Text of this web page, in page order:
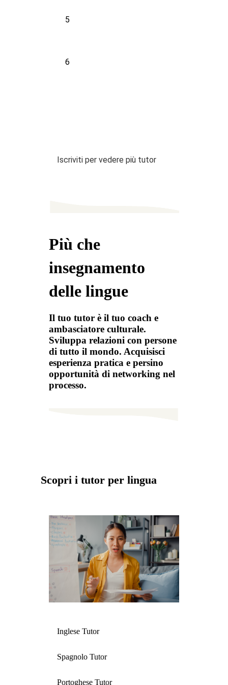
5
6
Iscriviti per vedere più tutor
Più che
insegnamento
delle lingue
Il tuo tutor è il tuo coach e
ambasciatore culturale.
Sviluppa relazioni con persone
di tutto il mondo. Acquisisci
esperienza pratica e persino
opportunità di networking nel
processo.
Scopri i tutor per lingua
Inglese Tutor
Spagnolo Tutor
Portoghese Tutor